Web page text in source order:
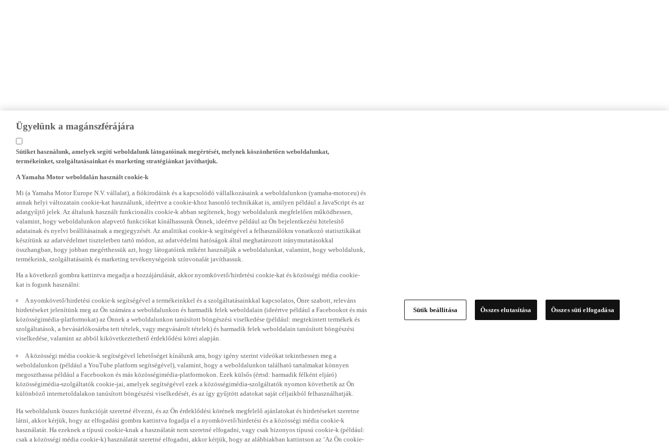
Ügyelünk a magánszférájára
Sütiket használunk, amelyek segíti weboldalunk látogatóinak megértését, melynek köszönhetően weboldalunkat,
termékeinket, szolgáltatásainkat és marketing stratégiánkat javíthatjuk.
A Yamaha Motor weboldalán használt cookie-k
Mi (a Yamaha Motor Europe N.V. vállalat), a fiókirodáink és a kapcsolódó vállalkozásaink a weboldalunkon (yamaha-motor.eu) és
annak helyi változatain cookie-kat használunk, ideértve a cookie-khoz hasonló technikákat is, amilyen például a JavaScript és az
adatgyűjtő jelek. Az általunk használt funkcionális cookie-k abban segítenek, hogy weboldalunk megfelelően működhessen,
valamint, hogy weboldalunkon alapvető funkciókat kínálhassunk Önnek, ideértve például az Ön bejelentkezési hitelesítő
adatainak és nyelvi beállításainak a megjegyzését. Az analitikai cookie-k segítségével a felhasználókra vonatkozó statisztikákat
készítünk az adatvédelmet tiszteletben tartó módon, az adatvédelmi hatóságok által meghatározott iránymutatásokkal
összhangban, hogy jobban megérthessük azt, hogy látogatóink miként használják a weboldalunkat, valamint, hogy weboldalunk,
termékeink, szolgáltatásaink és marketing tevékenységeink színvonalát javíthassuk.
Ha a következő gombra kattintva megadja a hozzájárulását, akkor nyomkövető/hirdetési cookie-kat és közösségi média cookie-
kat is fogunk használni:
A nyomkövető/hirdetési cookie-k segítségével a termékeinkkel és a szolgáltatásainkkal kapcsolatos, Önre szabott, releváns
hirdetéseket jelenítünk meg az Ön számára a weboldalunkon és harmadik felek weboldalain (ideértve például a Facebookot és más
közösségimédia-platformokat) az Önnek a weboldalunkon tanúsított böngészési viselkedése (például: megtekintett termékek és
szolgáltatások, a bevásárlókosárba tett tételek, vagy megvásárolt tételek) és harmadik felek weboldalain tanúsított böngészési
viselkedése, valamint az abból kikövetkeztethető érdeklődési körei alapján.
A közösségi média cookie-k segítségével lehetőséget kínálunk arra, hogy igény szerint videókat tekinthessen meg a
weboldalunkon (például a YouTube platform segítségével), valamint, hogy a weboldalunkon található tartalmakat könnyen
megoszthassa például a Facebookon és más közösségimédia-platformokon. Ezek külsős (értsd: harmadik félként eljáró)
közösségimédia-szolgáltatók cookie-jai, amelyek segítségével ezek a közösségimédia-szolgáltatók nyomon követhetik az Ön
különböző internetoldalakon tanúsított böngészési viselkedését, és az így gyűjtött adatokat saját céljaikból felhasználhatják.
Ha weboldalunk összes funkcióját szeretné élvezni, és az Ön érdeklődési körének megfelelő ajánlatokat és hirdetéseket szeretne
látni, akkor kérjük, hogy az elfogadási gombra kattintva fogadja el a nyomkövető/hirdetési és a közösségi média cookie-k
használatát. Ha ezeknek a típusú cookie-knak a használatát nem szeretné elfogadni, vagy csak bizonyos típusú cookie-k (például:
csak a közösségi média cookie-k) használatát szeretné elfogadni, akkor kérjük, hogy az alábbiakban kattintson az ‘Az Ön cookie-
Sütik beállítása Összes elutasítása Összes süti elfogadása